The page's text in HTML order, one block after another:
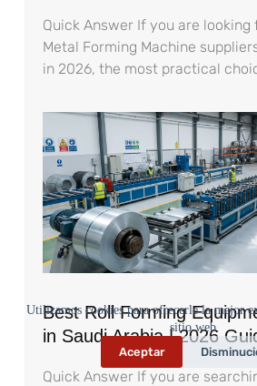
Utilizamos cookies para ofrecerle la mejor
sitio web.
Aceptar
Quick Answer If you are looking
Metal Forming Machine
in 2026, the most practical
Best Roll Forming
in Saudi Arabia | 2026
Quick Answer If you are